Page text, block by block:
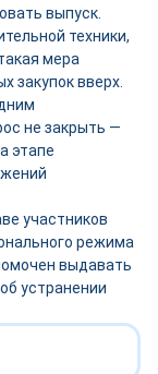
выпуск.
техники,
мера
закупок вверх.
не закрыть —
этапе
участников
режима
выдавать
устранении